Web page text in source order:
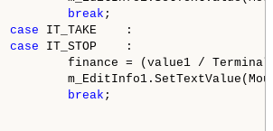
break ;
case IT_TAKE    :
case IT_STOP    :
/
break ;